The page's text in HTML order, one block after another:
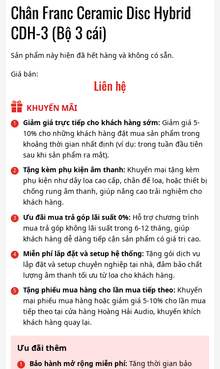
Chân Franc Ceramic Disc Hybrid
CDH-3 (Bộ 3 cái)
Sản phẩm này hiện đã hết hàng và không có sẵn.
Giá bán:
Liên hệ
KHUYẾN MÃI
Giảm giá trực tiếp cho khách hàng sớm: Giảm giá 5-
10% cho những khách hàng đặt mua sản phẩm trong
khoảng thời gian nhất định (ví dụ: trong tuần đầu tiên
sau khi sản phẩm ra mắt).
Tặng kèm phụ kiện âm thanh: Khuyến mại tặng kèm
phụ kiện như dây loa cao cấp, chân đế loa, hoặc thiết bị
chống rung âm thanh, giúp nâng cao trải nghiệm cho
khách hàng.
Ưu đãi mua trả góp lãi suất 0%: Hỗ trợ chương trình
mua trả góp không lãi suất trong 6-12 tháng, giúp
khách hàng dễ dàng tiếp cận sản phẩm có giá trị cao.
Miễn phí lắp đặt và setup hệ thống: Tặng gói dịch vụ
lắp đặt và setup chuyên nghiệp tại nhà, đảm bảo chất
lượng âm thanh tối ưu từ loa cho khách hàng.
Tặng phiếu mua hàng cho lần mua tiếp theo: Khuyến
mại phiếu mua hàng hoặc giảm giá 5-10% cho lần mua
tiếp theo tại cửa hàng Hoàng Hải Audio, khuyến khích
khách hàng quay lại.
Ưu đãi thêm
Bảo hành mở rộng miễn phí: Tăng thời gian bảo